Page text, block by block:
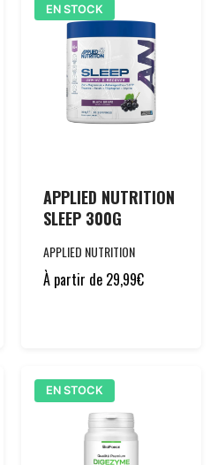
EN STOCK
APPLIED NUTRITION
SLEEP 300G
APPLIED NUTRITION
À partir de 29,99€
EN STOCK